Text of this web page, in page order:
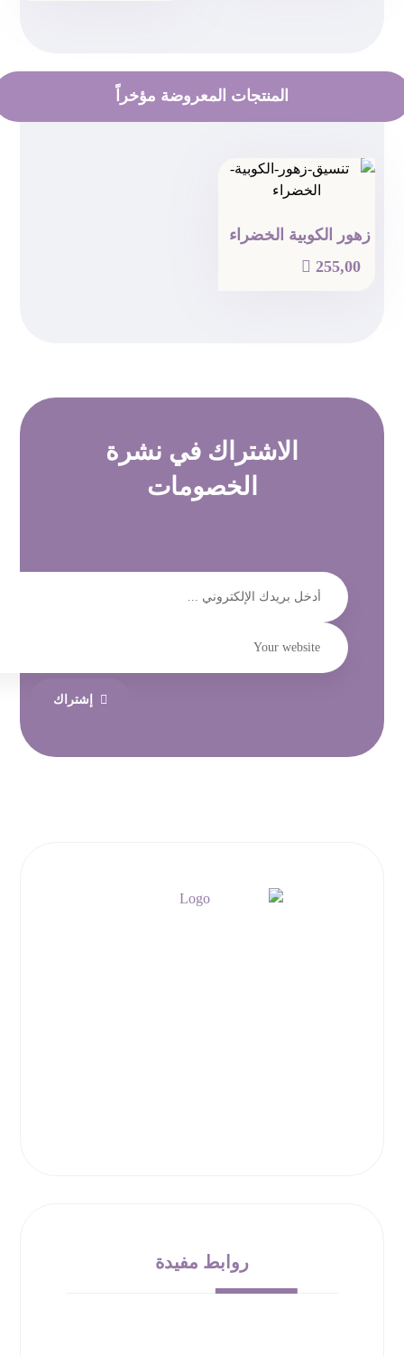
المنتجات المعروضة مؤخراً
زهور الكوبية الخضراء
 255,00
الاشتراك في نشرة
الخصومات
إشتراك
روابط مفيدة